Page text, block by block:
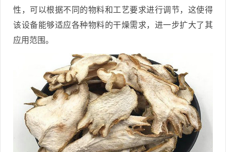
性，可以根据不同的物料和工艺要求进行调节，这使得
该设备能够适应各种物料的干燥需求，进一步扩大了其
应用范围。